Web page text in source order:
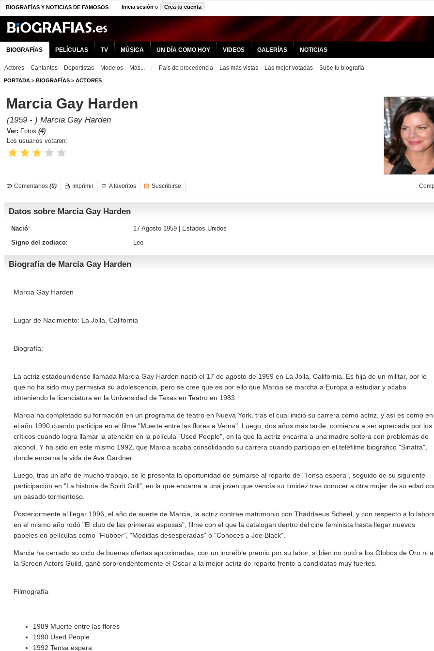
BIOGRAFÍAS Y NOTICIAS DE FAMOSOS Inicia sesión o Crea tu cuenta
BIOGRAFÍAS PELÍCULAS TV MÚSICA UN DÍA COMO HOY VIDEOS GALERÍAS NOTICIAS
Actores Cantantes Deportistas Modelos Más... País de procedencia Las más vistas Las mejor votadas Sube tu biografía
PORTADA > BIOGRAFÍAS > ACTORES
Marcia Gay Harden
(1959 - ) Marcia Gay Harden
Ver: Fotos (4)
Los usuarios votaron:
Comentarios (0) Imprimir A favoritos Suscribirse
Datos sobre Marcia Gay Harden
Nació: 17 Agosto 1959 |
Estados Unidos
Signo del zodiaco: Leo
Biografía de Marcia Gay Harden
Marcia Gay Harden
Lugar de Nacimiento: La Jolla, California
Biografía:
La actriz estadounidense llamada Marcia Gay Harden nació el 17 de agosto de 1959 en La Jolla, California. Es hija de un militar, por lo
que no ha sido muy permisiva su adolescencia, pero se cree que es por ello que Marcia se marcha a Europa a estudiar y acaba
obteniendo la licenciatura en la Universidad de Texas en Teatro en 1983.
Marcia ha completado su formación en un programa de teatro en Nueva York, tras el cual inició su carrera como actriz, y así es como en
el año 1990 cuando participa en el filme "Muerte entre las flores a Verna". Luego, dos años más tarde, comienza a ser apreciada por los
críticos cuando logra llamar la atención en la película "Used People", en la que la actriz encarna a una madre soltera con problemas de
alcohol. Y ha sido en este mismo 1992, que Marcia acaba consolidando su carrera cuando participa en el telefilme biográfico "Sinatra",
donde encarna la vida de Ava Gardner.
Luego, tras un año de mucho trabajo, se le presenta la oportunidad de sumarse al reparto de "Tensa espera", seguido de su siguiente
participación en "La historia de Spirit Grill", en la que encarna a una joven que vencía su timidez tras conocer a otra mujer de su edad
un pasado tormentoso.
Posteriormente al llegar 1996, el año de suerte de Marcia, la actriz contrae matrimonio con Thaddaeus Scheel, y con respecto a lo
en el mismo año rodó "El club de las primeras esposas", filme con el que la catalogan dentro del cine feminista hasta llegar nuevos
papeles en películas como "Flubber", "Medidas desesperadas" o "Conoces a Joe Black".
Marcia ha cerrado su ciclo de buenas ofertas aproximadas, con un increíble premio por su labor, si bien no optó a los Globos de Oro ni a
la Screen Actors Guild, ganó sorprendentemente el Oscar a la mejor actriz de reparto frente a candidatas muy fuertes.
Filmografía
1989 Muerte entre las flores
1990 Used People
1992 Tensa espera